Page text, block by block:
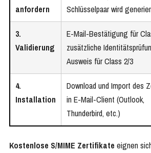
anfordern
Schlüsselpaar wird
3.
Validierung
E-Mail-Bestätigung für
zusätzliche
Ausweis für Class 2/3
4.
Installation
Download und Import des
in E-Mail-Client (Outlook,
Thunderbird, etc.)
Kostenlose S/MIME Zertifikate eignen